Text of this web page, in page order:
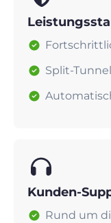
Split-
Kunden-
Rund um